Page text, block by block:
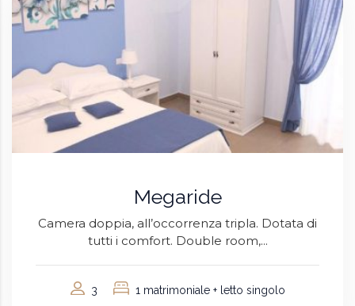
Megaride
Camera doppia, all’occorrenza tripla. Dotata di
tutti i comfort. Double room,...
3 1 matrimoniale + letto singolo